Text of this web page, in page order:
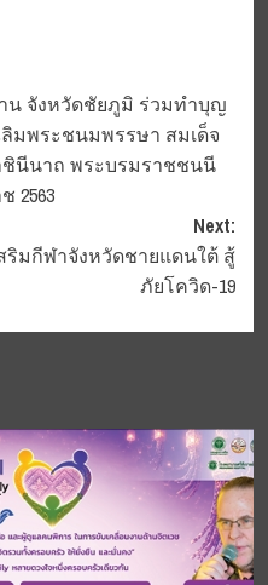
าน จังหวัดชัยภูมิ ร่วมทำบุญ
มพระชนมพรรษา สมเด็จ
ชินีนาถ พระบรมราชชนนี
2563
Next:
สริมกีฬาจังหวัดชายแดนใต้ สู้
ภัยโควิด-19